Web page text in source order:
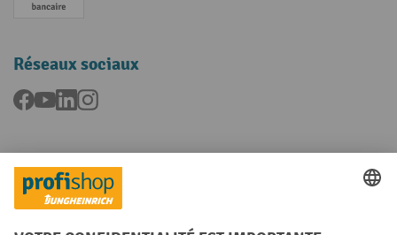
Paiement anticipé
Réseaux sociaux
Facebook
YouTubeLinkedInInstagram
Langues
FR NL